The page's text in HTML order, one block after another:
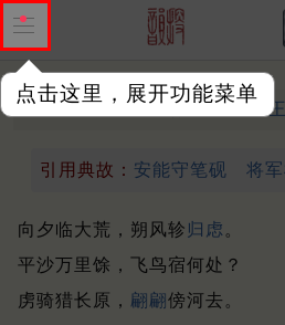
点击这里，展开功能菜单
相和歌辞 从军行 盛唐 ·
引用典故： 安能守笔砚 将
向夕临大荒，朔风轸 归虑 。
平沙万里馀，飞鸟宿何处？
虏骑猎长原， 翩翩傍河去。